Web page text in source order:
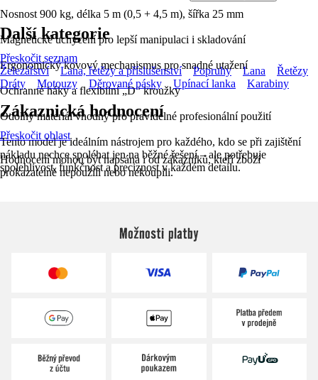
Nosnost 900 kg, délka 5 m (0,5 + 4,5 m), šířka 25 mm
Magnetické uchycení pro lepší manipulaci i skladování
Ergonomický kovový mechanismus pro snadné utažení
Ochranné háky a flexibilní „D“ kroužky
Odolný materiál vhodný pro pravidelné profesionální použití
Tento model je ideálním nástrojem pro každého, kdo se při zajištění
nákladu nechce spoléhat jen na běžné řešení – ale potřebuje
spolehlivost, funkčnost a preciznost v každém detailu.
Další kategorie
Přeskočit seznam
Železářství
Lana, řetězy a příslušenství Popruhy Lana
Řetězy
Dráty
Motouzy Děrované pásky Upínací lanka Karabiny
Zákaznická hodnocení
Přeskočit oblast
Hodnocení mohou být napsána i od zákazníků, kteří zboží
prokazatelně nepoužili nebo nekoupili.
Možnosti platby